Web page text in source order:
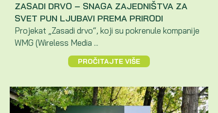
ZASADI DRVO – SNAGA ZAJEDNIŠTVA ZA
SVET PUN LJUBAVI PREMA PRIRODI
Projekat „Zasadi drvo“, koji su pokrenule kompanije
WMG (Wireless Media ...
PROČITAJTE VIŠE